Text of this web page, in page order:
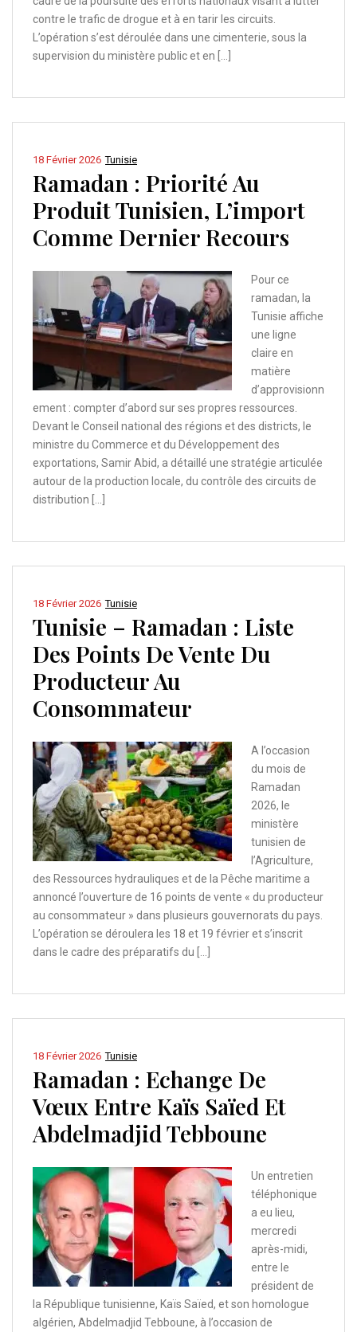
contre le trafic de drogue et à en tarir les circuits.
L’opération s’est déroulée dans une cimenterie, sous la
supervision du ministère public et en […]
Tunisie
18 Février 2026
Ramadan : Priorité Au
Produit Tunisien, L’import
Comme Dernier Recours
Pour ce
ramadan, la
Tunisie affiche
une ligne
claire en
matière
d’approvisionn
ement : compter d’abord sur ses propres ressources.
Devant le Conseil national des régions et des districts, le
ministre du Commerce et du Développement des
exportations, Samir Abid, a détaillé une stratégie articulée
autour de la production locale, du contrôle des circuits de
distribution […]
Tunisie
18 Février 2026
Tunisie – Ramadan : Liste
Des Points De Vente Du
Producteur Au
Consommateur
A l’occasion
du mois de
Ramadan
2026, le
ministère
tunisien de
l’Agriculture,
des Ressources hydrauliques et de la Pêche maritime a
annoncé l’ouverture de 16 points de vente « du producteur
au consommateur » dans plusieurs gouvernorats du pays.
L’opération se déroulera les 18 et 19 février et s’inscrit
dans le cadre des préparatifs du […]
Tunisie
18 Février 2026
Ramadan : Echange De
Vœux Entre Kaïs Saïed Et
Abdelmadjid Tebboune
Un entretien
téléphonique
a eu lieu,
mercredi
après-midi,
entre le
président de
la République tunisienne, Kaïs Saïed, et son homologue
algérien, Abdelmadjid Tebboune, à l’occasion de